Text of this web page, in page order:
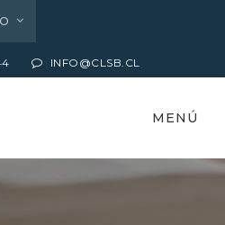
INFO@CLSB.CL
MENÚ